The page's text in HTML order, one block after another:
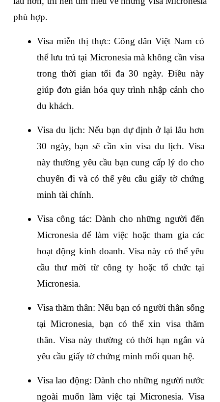
phù hợp.
Visa miễn thị thực: Công dân Việt Nam có
thể lưu trú tại Micronesia mà không cần visa
trong thời gian tối đa 30 ngày. Điều này
giúp đơn giản hóa quy trình nhập cảnh cho
du khách.
Visa du lịch: Nếu bạn dự định ở lại lâu hơn
30 ngày, bạn sẽ cần xin visa du lịch. Visa
này thường yêu cầu bạn cung cấp lý do cho
chuyến đi và có thể yêu cầu giấy tờ chứng
minh tài chính.
Visa công tác: Dành cho những người đến
Micronesia để làm việc hoặc tham gia các
hoạt động kinh doanh. Visa này có thể yêu
cầu thư mời từ công ty hoặc tổ chức tại
Micronesia.
Visa thăm thân: Nếu bạn có người thân sống
tại Micronesia, bạn có thể xin visa thăm
thân. Visa này thường có thời hạn ngắn và
yêu cầu giấy tờ chứng minh mối quan hệ.
Visa lao động: Dành cho những người nước
ngoài muốn làm việc tại Micronesia. Visa